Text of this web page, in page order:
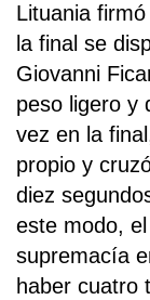
Lituania
la final se
Giovanni
peso ligero y
vez en la
propio y
diez
este modo,
supremacía
haber cuatro